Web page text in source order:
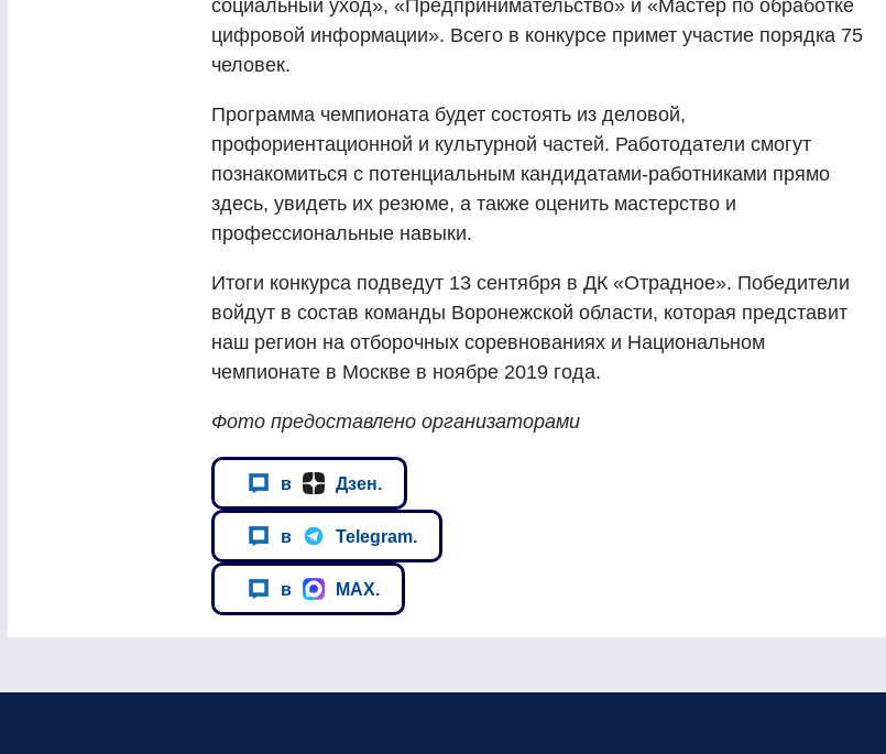
социальный уход», «Предпринимательство» и «Мастер по обработке
цифровой информации». Всего в конкурсе примет участие порядка 75
человек.
Программа чемпионата будет состоять из деловой,
профориентационной и культурной частей. Работодатели смогут
познакомиться с потенциальным кандидатами-работниками прямо
здесь, увидеть их резюме, а также оценить мастерство и
профессиональные навыки.
Итоги конкурса подведут 13 сентября в ДК «Отрадное». Победители
войдут в состав команды Воронежской области, которая представит
наш регион на отборочных соревнованиях и Национальном
чемпионате в Москве в ноябре 2019 года.
Фото предоставлено организаторами
в Дзен.
в Telegram.
в MAX.